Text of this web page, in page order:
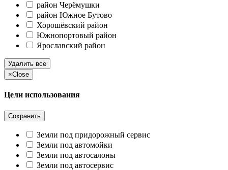
район Черёмушки
район Южное Бутово
Хорошёвский район
Южнопортовый район
Ярославский район
Удалить все
×Close
Цели использования
Сохранить
Земли под придорожный сервис
Земли под автомойки
Земли под автосалоны
Земли под автосервис